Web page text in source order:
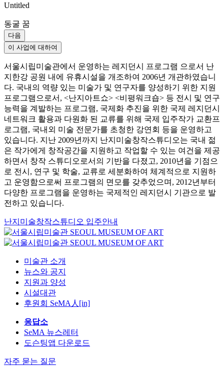
Untitled
동굴 꿈
다음
이 사업에 대하여
서울시립미술관에서 운영하는 레지던시 프로그램 으로서 난
지한강 공원 내에 유휴시설을 개조하여 2006년 개관하였습니
다. 국내의 역량 있는 미술가 및 연구자를 양성하기 위한 지원
프로그램으로서, <난지아트쇼> <비평워크숍> 등 전시 및 연구
능력을 계발하는 프로그램, 국제화 추진을 위한 국제 레지던시
네트워크 활용과 다원화 된 교류를 위해 국제 입주작가 교환프
로그램, 국내외 미술 전문가를 초청한 강연회 등을 운영하고
있습니다. 지난 2009년까지 난지미술창작스튜디오는 국내 젊
은 작가에게 창작공간을 지원하고 작업할 수 있는 여건을 제공
하면서 창작 스튜디오로서의 기반을 다졌고, 2010년을 기점으
로 전시, 연구 및 학술, 교류로 세분화하여 체계적으로 지원하
고 운영함으로써 프로그램의 면모를 갖추었으며, 2012년부터
다양한 프로그램을 운영하는 국제적인 레지던시 기관으로 발
전하고 있습니다.
난지미술창작스튜디오 입주안내
미술관 소개
뉴스와 공지
지원과 양성
시설대관
후원회 SeMA人[in]
응답소
SeMA 뉴스레터
도슨팅앱 다운로드
자주 묻는 질문